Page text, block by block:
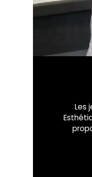
Les